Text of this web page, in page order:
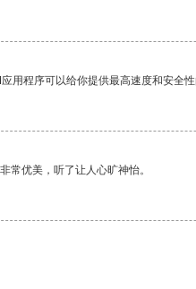
用程序可以给你提供最高速度和安全性
常优美，听了让人心旷神怡。